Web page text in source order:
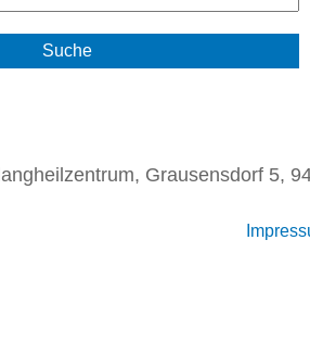
Grausensdorf 5,